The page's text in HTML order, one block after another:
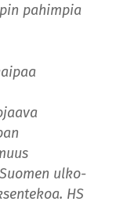
pahimpia
ulko-
HS